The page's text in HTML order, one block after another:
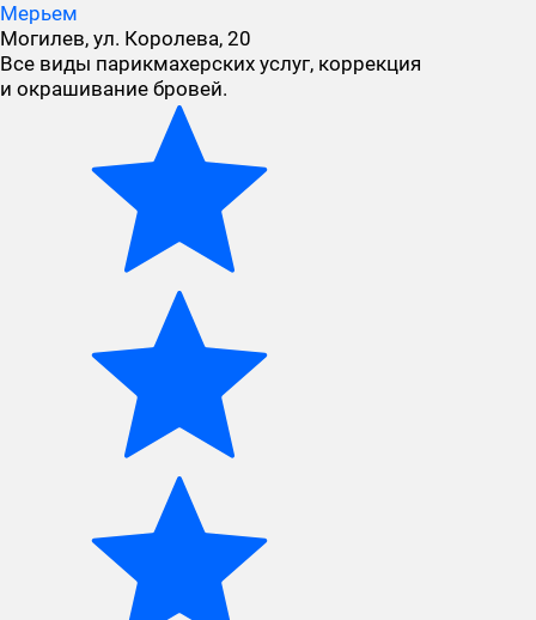
Мерьем
Могилев, ул. Королева, 20
Все виды парикмахерских услуг, коррекция
и окрашивание бровей.